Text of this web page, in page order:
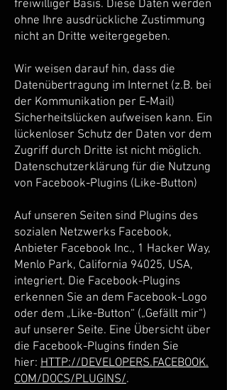
freiwilliger Basis. Diese Daten werden
ohne Ihre ausdrückliche Zustimmung
nicht an Dritte weitergegeben.
Wir weisen darauf hin, dass die
Datenübertragung im Internet (z.B. bei
der Kommunikation per E-Mail)
Sicherheitslücken aufweisen kann. Ein
lückenloser Schutz der Daten vor dem
Zugriff durch Dritte ist nicht möglich.
Datenschutzerklärung für die Nutzung
von Facebook-Plugins (Like-Button)
Auf unseren Seiten sind Plugins des
sozialen Netzwerks Facebook,
Anbieter Facebook Inc., 1 Hacker Way,
Menlo Park, California 94025, USA,
integriert. Die Facebook-Plugins
erkennen Sie an dem Facebook-Logo
oder dem „Like-Button“ („Gefällt mir“)
auf unserer Seite. Eine Übersicht über
die Facebook-Plugins finden Sie
hier: HTTP://DEVELOPERS.FACEBOOK.
COM/DOCS/PLUGINS/.